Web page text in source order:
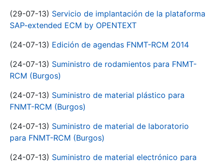
(29-07-13) Servicio de implantación de la plataforma
SAP-extended ECM by OPENTEXT
(24-07-13) Edición de agendas FNMT-RCM 2014
(24-07-13) Suministro de rodamientos para FNMT-
RCM (Burgos)
(24-07-13) Suministro de material plástico para
FNMT-RCM (Burgos)
(24-07-13) Suministro de material de laboratorio
para FNMT-RCM (Burgos)
(24-07-13) Suministro de material electrónico para